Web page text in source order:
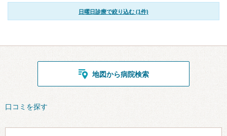
日曜日診療で絞り込む (1件)
地図から病院検索
口コミを探す